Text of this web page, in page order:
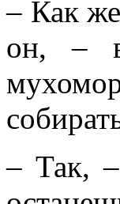
– Как
он, –
– Так,